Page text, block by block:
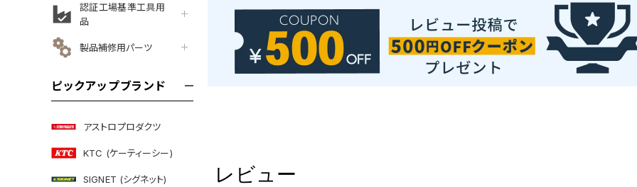
認証工場基準工具用
品
製品補修用パーツ
ピックアップブランド
アストロプロダクツ
KTC (ケーティーシー)
SIGNET (シグネット) レビュー